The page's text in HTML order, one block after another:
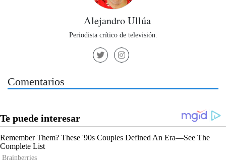
Alejandro Ullúa
Periodista crítico de televisión.
Comentarios